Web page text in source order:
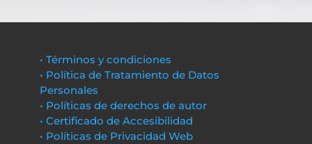
• Términos y condiciones
• Política de Tratamiento de Datos
Personales
• Políticas de derechos de autor
• Certificado de Accesibilidad
• Políticas de Privacidad Web